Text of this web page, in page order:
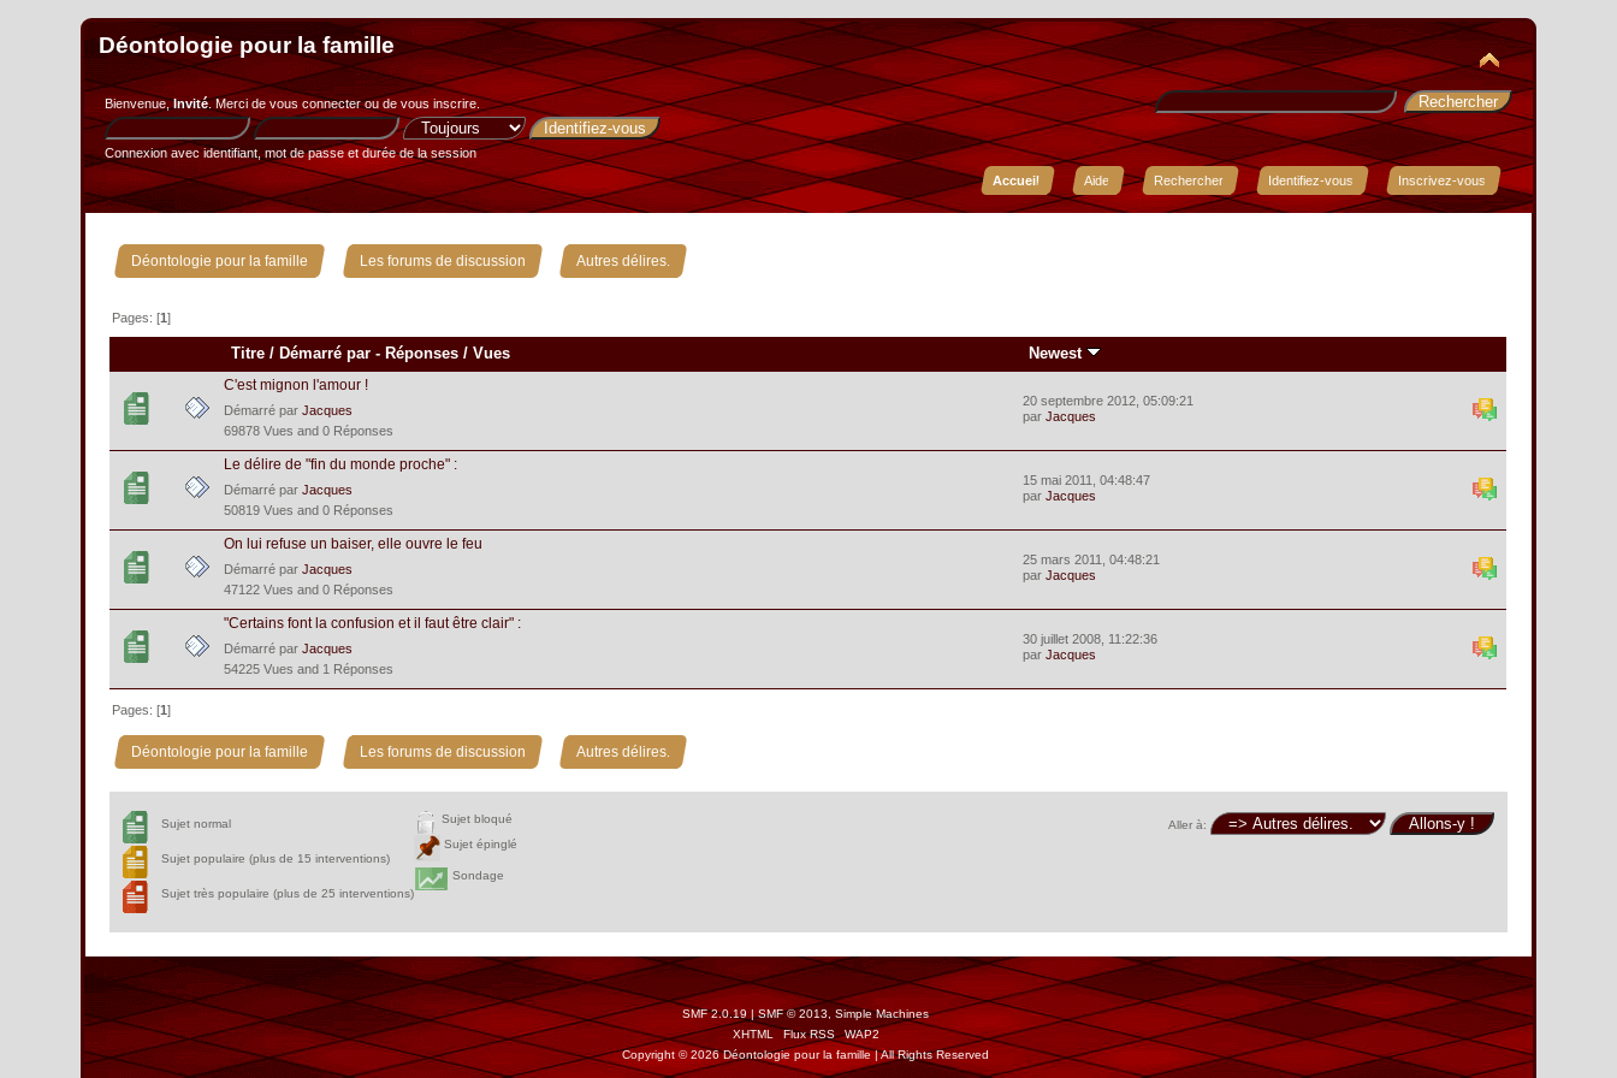
Déontologie pour la famille
Bienvenue,Invité. Merci devous connecterou devous inscrire.
Connexion avec identifiant, mot de passe et durée de la session
Accueil
Aide Rechercher Identifiez-vous Inscrivez-vous
Déontologie pour la famille » Les forums de discussion » Autres délires.
Pages: [1]
Titre / Démarré par - Réponses /Vues Newest
C'est mignon l'amour !
Démarré parJacques
69878 Vues and 0 Réponses
20 septembre 2012, 05:09:21
parJacques
Le délire de "fin du monde proche" :
Démarré parJacques
50819 Vues and 0 Réponses
15 mai 2011, 04:48:47
parJacques
On lui refuse un baiser, elle ouvre le feu
Démarré parJacques
47122 Vues and 0 Réponses
25 mars 2011, 04:48:21
parJacques
"Certains font la confusion et il faut être clair" :
Démarré parJacques
54225 Vues and 1 Réponses
30 juillet 2008, 11:22:36
parJacques
Pages: [1]
Déontologie pour la famille » Les forums de discussion » Autres délires.
Aller à:
Sujet normal
Sujet populaire (plus de 15 interventions)
Sujet très populaire (plus de 25 interventions)
Sujet bloqué
Sujet épinglé
Sondage
SMF 2.0.19 | SMF © 2013
Simple Machines
XHTML
Flux RSS
WAP2
Copyright © 2026 Déontologie pour la famille | All Rights Reserved